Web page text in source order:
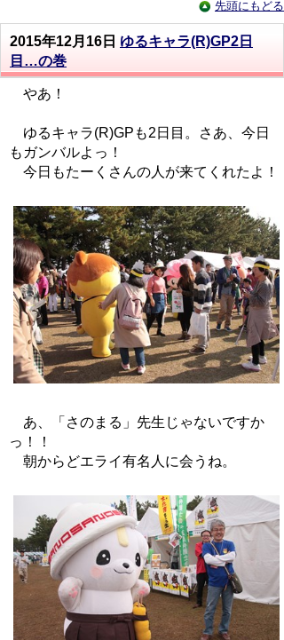
先頭にもどる
2015年12月16日 ゆるキャラ(R)GP2日
目…の巻
やあ！
ゆるキャラ(R)GPも2日目。さあ、今日
もガンバルよっ！
今日もたーくさんの人が来てくれたよ！
あ、「さのまる」先生じゃないですか
っ！！
朝からどエライ有名人に会うね。